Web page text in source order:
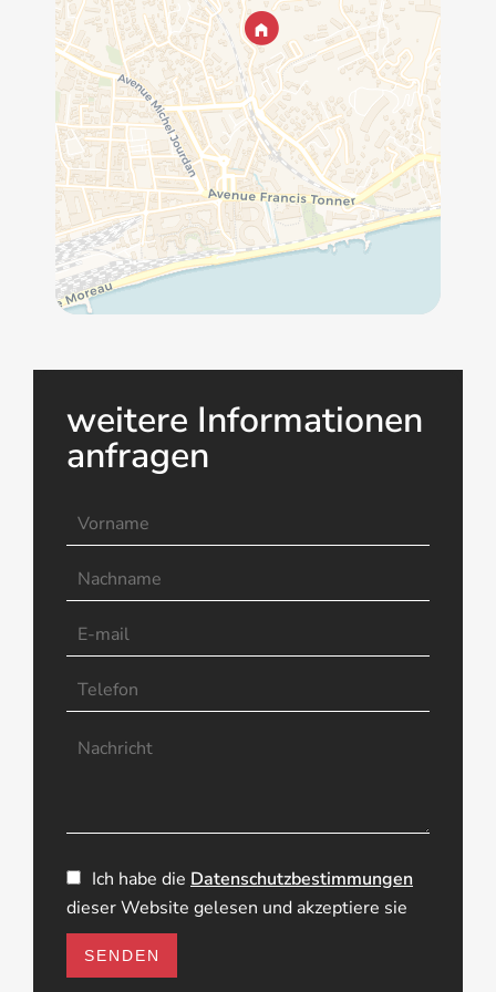
weitere Informationen
anfragen
Ich habe die Datenschutzbestimmungen
dieser Website gelesen und akzeptiere sie
SENDEN